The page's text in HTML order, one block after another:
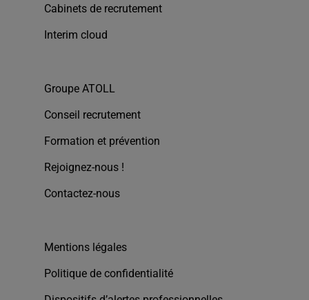
Cabinets de recrutement
Interim cloud
Groupe ATOLL
Conseil recrutement
Formation et prévention
Rejoignez-nous !
Contactez-nous
Mentions légales
Politique de confidentialité